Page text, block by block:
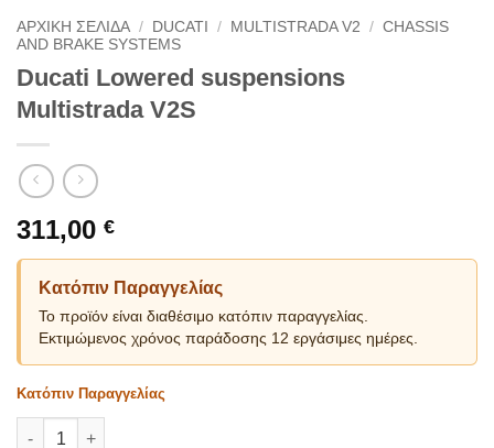
ΑΡΧΙΚΗ ΣΕΛΙΔΑ / DUCATI / MULTISTRADA V2 / CHASSIS
AND BRAKE SYSTEMS
Ducati Lowered suspensions
Multistrada V2S
311,00 €
Κατόπιν Παραγγελίας
Το προϊόν είναι διαθέσιμο κατόπιν παραγγελίας.
Εκτιμώμενος χρόνος παράδοσης 12 εργάσιμες ημέρες.
Κατόπιν Παραγγελίας
Ducati Lowered suspensions Multistrada V2S ποσότητα